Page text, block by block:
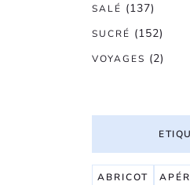
SALÉ (137)
SUCRÉ (152)
VOYAGES (2)
ABRICOT